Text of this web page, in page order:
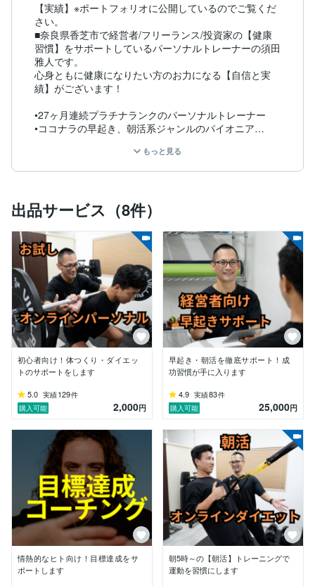
【実績】※ポートフォリオに公開しているのでご覧くだ
さい。
■奈良県香芝市で経営者/フリーランス/投資家の【健康
習慣】をサポートしているパーソナルトレーナーの須田
雅人です。
心身ともに健康になりたい方のお力になる【自信と実
績】がございます！
•27ヶ月連続プラチナランクのパーソナルトレーナー
•ココナラの早起き、朝活系ジャンルのパイオニア
→ダイエット、健康になりたい人、運動習慣をつけたい
人、生活習慣を改善したい人まで幅広くサポート
•筋トレを学ぶため4度アメリカへ
•ボディビル大会出場経験あり。
•奈良県大和高田市の大手サプリメント会社【ビーレジ
ェンドジム】の元パーソナルトレーナー
●資格
・中京大スポーツ健康科学科　学士
・全米エクササイズ協会認定　パーソナルトレーナー
・睡眠健康指導士
・日本コアコンディショニング協会認定　トレーナー
・健康経営アドバイザー
・日本ストレッチング協会認定トレーナー
その他、複数資格保持
【お客様例】
・エンジェル投資家、経営者（イラスト、マーケティン
グ、車コーティング、Web制作、飲食、NFT関連）、
外資系ファンドマネージャー、保険マン、ドクター、歯
科医の健康作りをサポート中。
海外（テキサス、香港、バンコク、シンガポール、オー
ストラリア、フィリピン、スイス）在住の方と指導実績
あり。
✅強み
•生活習慣全般でパフォーマンスを高めるための食事/筋
トレ/習慣化のサポート
•コーチング技術を活かし、目標達成へとクライアント
もっと見る
出品サービス（8件）
初心者向け！体つくり・ダイエッ
トのサポートをします
5.0 実績129件
購入可能
2,000円
早起き・朝活を徹底サポート！成
功習慣が手に入ります
4.9 実績83件
購入可能
25,000円
情熱的なヒト向け！目標達成をサ
ポートします
朝5時～の【朝活】トレーニングで
運動を習慣にします